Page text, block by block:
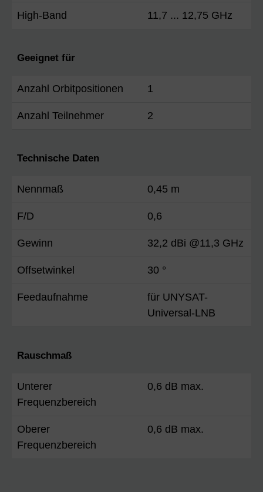
High-Band 11,7 ... 12,75 GHz
Geeignet für
Anzahl Orbitpositionen 1
Anzahl Teilnehmer 2
Technische Daten
Nennmaß 0,45 m
F/D 0,6
Gewinn 32,2 dBi @11,3 GHz
Offsetwinkel 30 °
Feedaufnahme
für UNYSAT-
Universal-LNB
Rauschmaß
Unterer
Frequenzbereich
0,6 dB max.
Oberer
Frequenzbereich
0,6 dB max.